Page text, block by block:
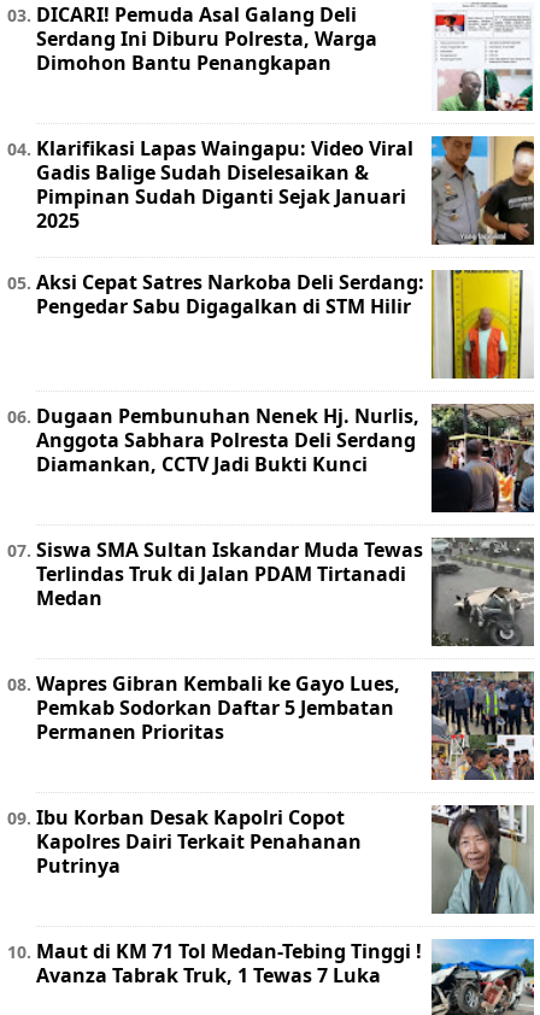
DICARI! Pemuda Asal Galang Deli
Serdang Ini Diburu Polresta, Warga
Dimohon Bantu Penangkapan
Klarifikasi Lapas Waingapu: Video Viral
Gadis Balige Sudah Diselesaikan &
Pimpinan Sudah Diganti Sejak Januari
2025
Aksi Cepat Satres Narkoba Deli Serdang:
Pengedar Sabu Digagalkan di STM Hilir
Dugaan Pembunuhan Nenek Hj. Nurlis,
Anggota Sabhara Polresta Deli Serdang
Diamankan, CCTV Jadi Bukti Kunci
Siswa SMA Sultan Iskandar Muda Tewas
Terlindas Truk di Jalan PDAM Tirtanadi
Medan
Wapres Gibran Kembali ke Gayo Lues,
Pemkab Sodorkan Daftar 5 Jembatan
Permanen Prioritas
Ibu Korban Desak Kapolri Copot
Kapolres Dairi Terkait Penahanan
Putrinya
Maut di KM 71 Tol Medan-Tebing Tinggi !
Avanza Tabrak Truk, 1 Tewas 7 Luka